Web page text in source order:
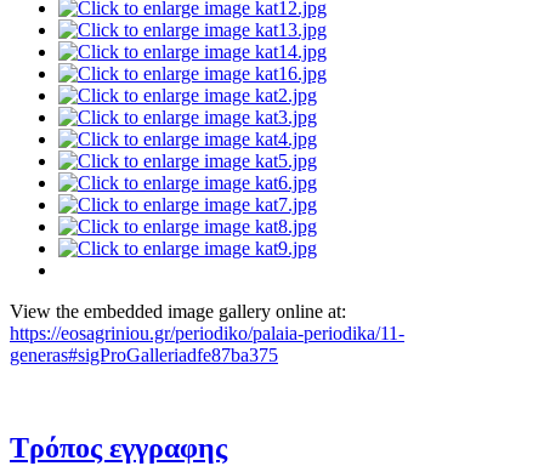
View the embedded image gallery online at:
https://eosagriniou.gr/periodiko/palaia-periodika/11-
generas#sigProGalleriadfe87ba375
Τρόπος εγγραφης